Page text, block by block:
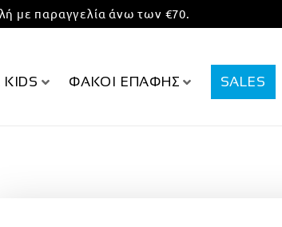
με παραγγελία άνω των €70.
KIDS ΦΑΚΟΙ ΕΠΑΦΗΣ SALES